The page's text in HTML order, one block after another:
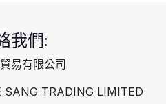
我們:
易有限公司
SANG TRADING LIMITED